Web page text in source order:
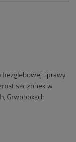
bezglebowej uprawy
sadzonek w
Grwoboxach